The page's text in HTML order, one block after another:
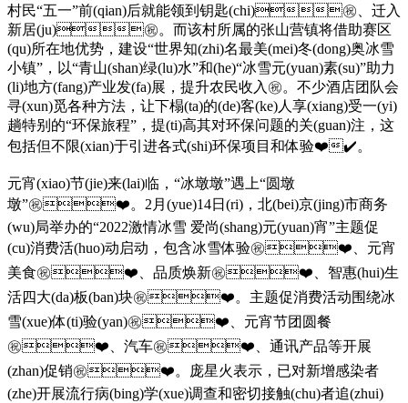
村民“五一”前(qian)后就能领到钥匙(chi)㊗️、迁入
新居(ju)㊗️。而该村所属的张山营镇将借助赛区
(qu)所在地优势，建设“世界知(zhi)名最美(mei)冬(dong)奥冰雪
小镇”，以“青山(shan)绿(lu)水”和(he)“冰雪元(yuan)素(su)”助力
(li)地方(fang)产业发(fa)展，提升农民收入㊗️。不少酒店团队会
寻(xun)觅各种方法，让下榻(ta)的(de)客(ke)人享(xiang)受一(yi)
趟特别的“环保旅程”，提(ti)高其对环保问题的关(guan)注，这
包括但不限(xian)于引进各式(shi)环保项目和体验❤️✔️。
元宵(xiao)节(jie)来(lai)临，“冰墩墩”遇上“圆墩
墩”㊗️❤️。2月(yue)14日(ri)，北(bei)京(jing)市商务
(wu)局举办的“2022激情冰雪 爱尚(shang)元(yuan)宵”主题促
(cu)消费活(huo)动启动，包含冰雪体验㊗️❤️、元宵
美食㊗️❤️、品质焕新㊗️❤️、智惠(hui)生
活四大(da)板(ban)块㊗️❤️。主题促消费活动围绕冰
雪(xue)体(ti)验(yan)㊗️❤️、元宵节团圆餐
㊗️❤️、汽车㊗️❤️、通讯产品等开展
(zhan)促销㊗️❤️。庞星火表示，已对新增感染者
(zhe)开展流行病(bing)学(xue)调查和密切接触(chu)者追(zhui)